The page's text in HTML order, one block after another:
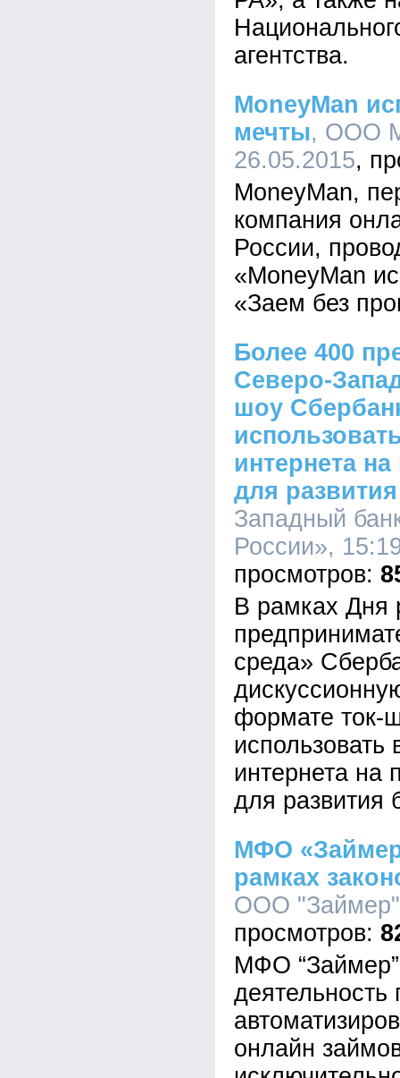
агентства.
MoneyMan
мечты, ООО
26.05.2015
MoneyMan,
компания
России,
«MoneyMan
«Заем без
Более 400
Северо-
шоу
интернета
для
Западный
России»,
В рамках Дня
среда»
формате ток-
использовать
интернета на
для развития
МФО
рамках
ООО
МФО
деятельность
онлайн